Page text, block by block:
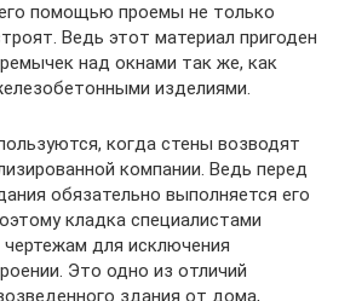
помощью проемы не только
Ведь этот материал пригоден
над окнами так же, как
изделиями.
когда стены возводят
компании. Ведь перед
обязательно выполняется его
кладка специалистами
для исключения
Это одно из отличий
здания от дома,